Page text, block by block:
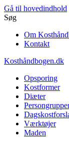
Gå til hovedindhold
Søg
Om
Kontakt
Kosthåndbogen.dk
Opsporing
Kostformer
Diæter
Værktøjer
Maden